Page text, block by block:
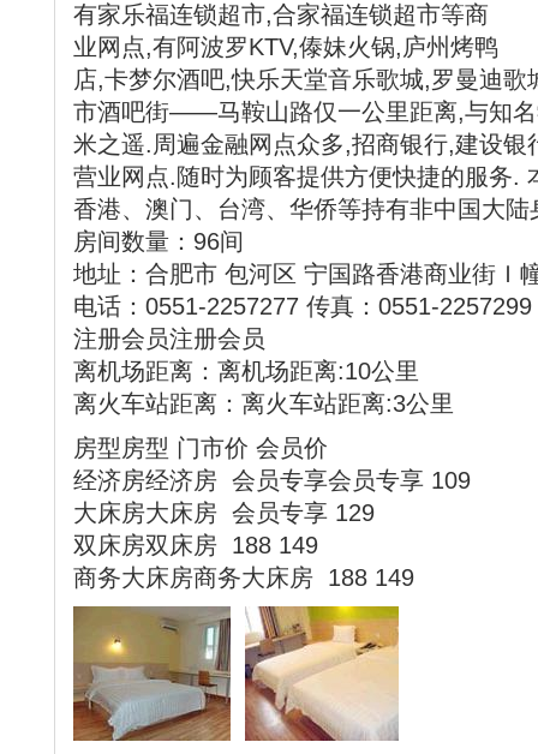
有家乐福连锁超市,合家福连锁超市等商
业网点,有阿波罗KTV,傣妹火锅,庐州烤鸭
店,卡梦尔酒吧,快乐天堂音乐歌城,罗曼迪
市酒吧街――马鞍山路仅一公里距离,与知
米之遥.周遍金融网点众多,招商银行,建设银
营业网点.随时为顾客提供方便快捷的服务.
香港、澳门、台湾、华侨等持有非中国大陆
房间数量：96间
地址：合肥市 包河区 宁国路香港商业街Ｉ
电话：0551-2257277 传真：0551-2257299
注册会员注册会员
离机场距离：离机场距离:10公里
离火车站距离：离火车站距离:3公里
房型房型 门市价 会员价
经济房经济房 会员专享会员专享 109
大床房大床房 会员专享 129
双床房双床房 188 149
商务大床房商务大床房 188 149